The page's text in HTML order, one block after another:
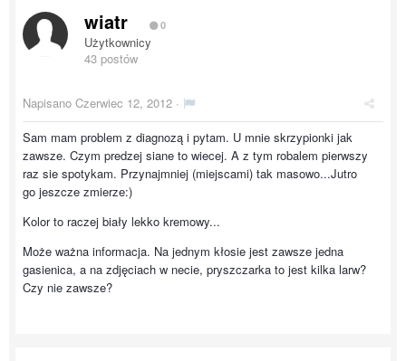
wiatr 0
Użytkownicy
43 postów
Napisano Czerwiec 12, 2012 ·
Sam mam problem z diagnozą i pytam. U mnie skrzypionki jak
zawsze. Czym predzej siane to wiecej. A z tym robalem pierwszy
raz sie spotykam. Przynajmniej (miejscami) tak masowo...Jutro
go jeszcze zmierze:)
Kolor to raczej biały lekko kremowy...
Może ważna informacja. Na jednym kłosie jest zawsze jedna
gasienica, a na zdjęciach w necie, pryszczarka to jest kilka larw?
Czy nie zawsze?